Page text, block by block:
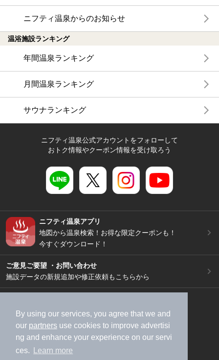
By using our services, you agree that we and
our partners use cookies to improve advertisi
ng and enhance your experience on our servi
ces.
Learn more
ニフティ温泉からのお知らせ
温浴施設ランキング
年間温泉ランキング
月間温泉ランキング
サウナランキング
ニフティ温泉公式アカウントをフォローして
おトク情報やクーポン情報を受け取ろう
ニフティ温泉アプリ
地図から温泉検索！お得な限定クーポンも！
今すぐダウンロード！
ご意見ご要望 ・お問い合わせ
施設データの新規追加や修正依頼もこちらから
加盟店募集（資料請求）
広告出稿のご案内
利用規約
ライフスタイルMEMBERS+規約
特定商取引法に基づく表記
ヘルプ
採用情報
運営会社